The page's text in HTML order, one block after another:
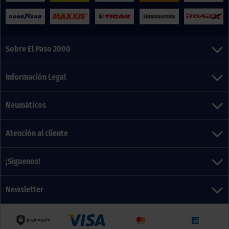
Sobre El Paso 2000
Información Legal
Neumáticos
Atención al cliente
¡Síguenos!
Newsletter